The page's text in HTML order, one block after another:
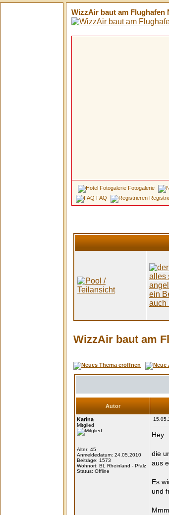
WizzAir baut am Flughafen
Fotogalerie
FAQ
WizzAir baut am
Autor
Karina
Mitglied
Alter: 45
Anmeldedatum: 24.05.2010
Beiträge: 1573
Wohnort: BL Rheinland - Pfalz
Status: Offline
Hey
die
aus
Es
und